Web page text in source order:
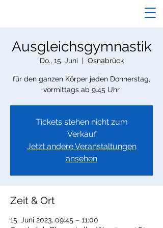
Ausgleichsgymnastik
Do., 15. Juni
  |
Osnabrück
für den ganzen Körper jeden Donnerstag,
vormittags ab 9.45 Uhr
Tickets stehen nicht zum
Verkauf
Jetzt andere Veranstaltungen
ansehen
Zeit & Ort
15. Juni 2023, 09:45 – 11:00